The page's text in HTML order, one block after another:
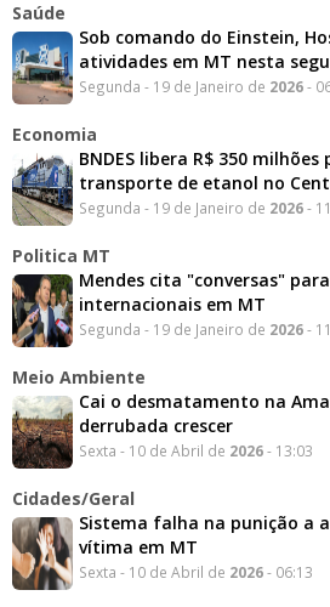
Saúde
Sob comando do Einstein,
atividades em MT nesta
Segunda - 19 de Janeiro de 2026-
Economia
BNDES libera R$ 350
transporte de etanol no
Segunda - 19 de Janeiro de 2026-
Politica MT
Mendes cita "conversas"
internacionais em MT
Segunda - 19 de Janeiro de 2026-
Meio Ambiente
Cai o desmatamento na
derrubada crescer
Sexta - 10 de Abril de 2026- 13:03
Cidades/Geral
Sistema falha na punição a
vítima em MT
Sexta - 10 de Abril de 2026- 06:13